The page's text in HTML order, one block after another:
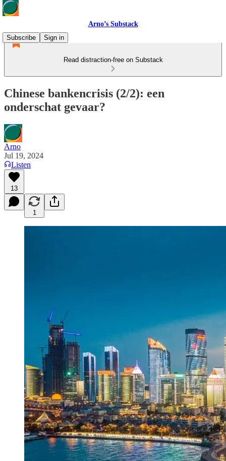
Arno’s Substack
Subscribe
Sign in
Read distraction-free on Substack
Chinese bankencrisis (2/2): een
onderschat gevaar?
Arno
Jul 19, 2024
Listen
13
1